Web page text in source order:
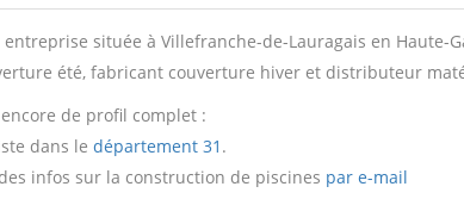
située à Villefranche-de-Lauragais en Haute-
été, fabricant couverture hiver et distributeur
de profil complet :
dans le département 31 .
infos sur la construction de piscines par e-mail